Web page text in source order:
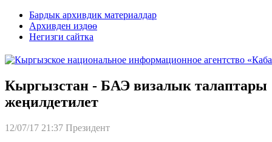
Бардык архивдик материалдар
Архивден издөө
Негизги сайтка
Кыргызстан - БАЭ визалык талаптары
жеңилдетилет
12/07/17 21:37 Президент